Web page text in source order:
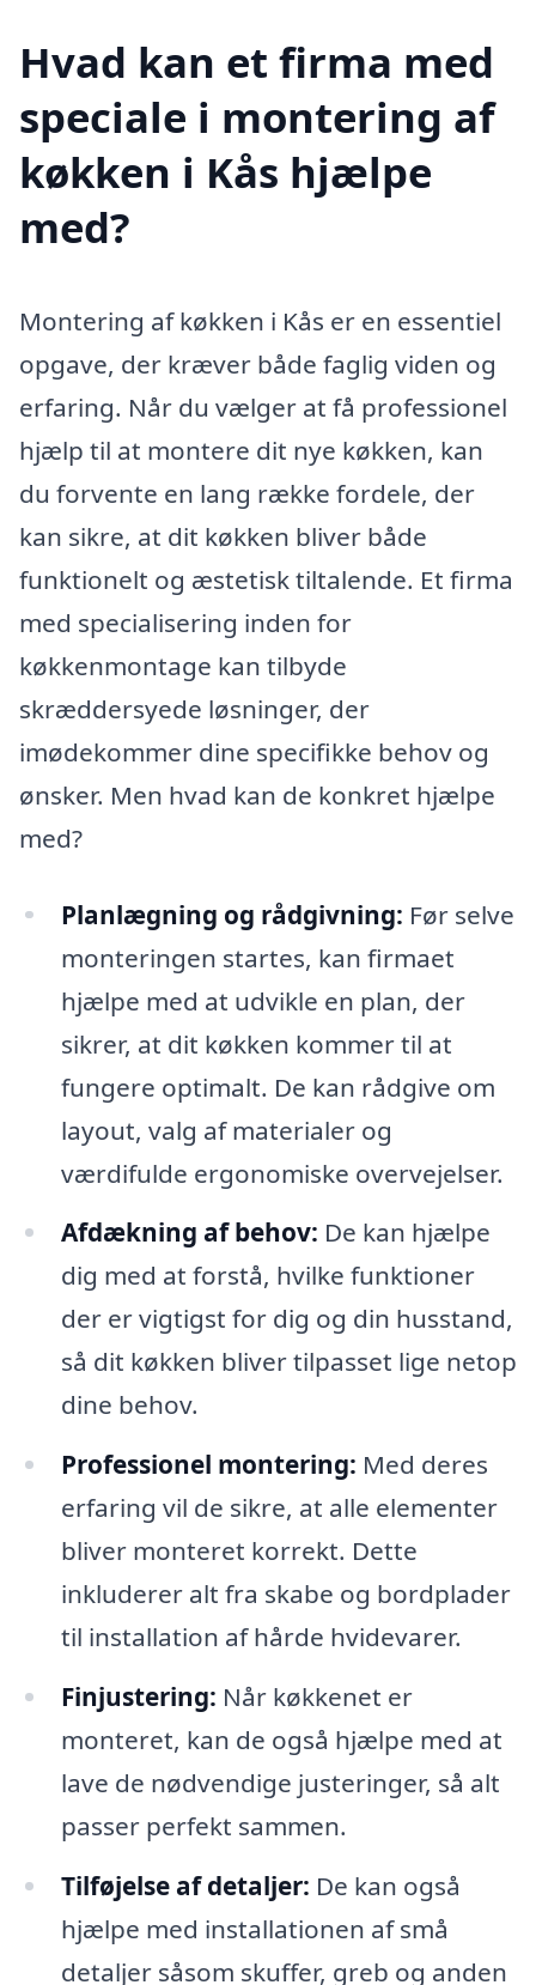
Hvad kan et firma med
speciale i montering af
køkken i Kås hjælpe
med?
Montering af køkken i Kås er en essentiel
opgave, der kræver både faglig viden og
erfaring. Når du vælger at få professionel
hjælp til at montere dit nye køkken, kan
du forvente en lang række fordele, der
kan sikre, at dit køkken bliver både
funktionelt og æstetisk tiltalende. Et firma
med specialisering inden for
køkkenmontage kan tilbyde
skræddersyede løsninger, der
imødekommer dine specifikke behov og
ønsker. Men hvad kan de konkret hjælpe
med?
Planlægning og rådgivning: Før selve
monteringen startes, kan firmaet
hjælpe med at udvikle en plan, der
sikrer, at dit køkken kommer til at
fungere optimalt. De kan rådgive om
layout, valg af materialer og
værdifulde ergonomiske overvejelser.
Afdækning af behov: De kan hjælpe
dig med at forstå, hvilke funktioner
der er vigtigst for dig og din husstand,
så dit køkken bliver tilpasset lige netop
dine behov.
Professionel montering: Med deres
erfaring vil de sikre, at alle elementer
bliver monteret korrekt. Dette
inkluderer alt fra skabe og bordplader
til installation af hårde hvidevarer.
Finjustering: Når køkkenet er
monteret, kan de også hjælpe med at
lave de nødvendige justeringer, så alt
passer perfekt sammen.
Tilføjelse af detaljer: De kan også
hjælpe med installationen af små
detaljer såsom skuffer, greb og anden